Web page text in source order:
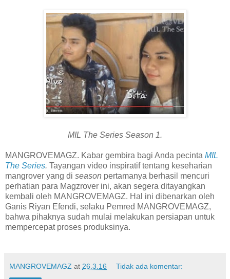
MIL The Series Season 1.
MANGROVEMAGZ. Kabar gembira bagi Anda pecinta MIL
The Series. Tayangan video inspiratif tentang keseharian
mangrover yang di season pertamanya berhasil mencuri
perhatian para Magzrover ini, akan segera ditayangkan
kembali oleh MANGROVEMAGZ. Hal ini dibenarkan oleh
Ganis Riyan Efendi, selaku Pemred MANGROVEMAGZ,
bahwa pihaknya sudah mulai melakukan persiapan untuk
mempercepat proses produksinya.
MANGROVEMAGZ at 26.3.16 Tidak ada komentar: